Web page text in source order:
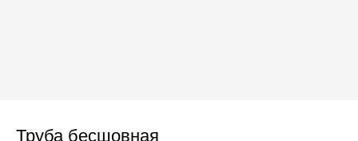
Труба бесшовная